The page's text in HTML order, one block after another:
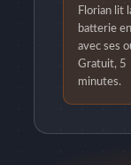
Florian lit
batterie
avec ses
Gratuit, 5
minutes.